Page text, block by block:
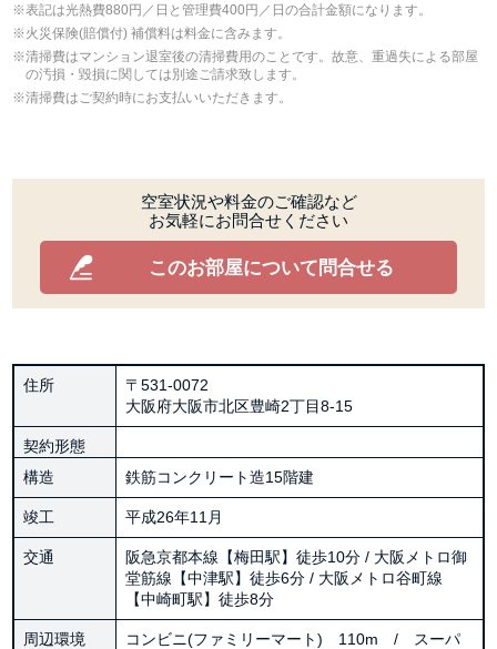
表記は光熱費880円／日と管理費400円／日の合計金額になります。
⽕災保険(賠償付) 補償料は料⾦に含みます。
清掃費はマンション退室後の清掃費用のことです。故意、重過失による部屋
の汚損・毀損に関しては別途ご請求致します。
清掃費はご契約時にお支払いいただきます。
空室状況や料金のご確認など
お気軽にお問合せください
このお部屋について問合せる
住所
〒531-0072
大阪府大阪市北区豊崎2丁目8-15
契約形態
構造
鉄筋コンクリート造15階建
竣工 平成26年11月
交通
阪急京都本線【梅田駅】徒歩10分 / 大阪メトロ御
堂筋線【中津駅】徒歩6分 / 大阪メトロ谷町線
【中崎町駅】徒歩8分
周辺環境
コンビニ(ファミリーマート) 110m / スーパ